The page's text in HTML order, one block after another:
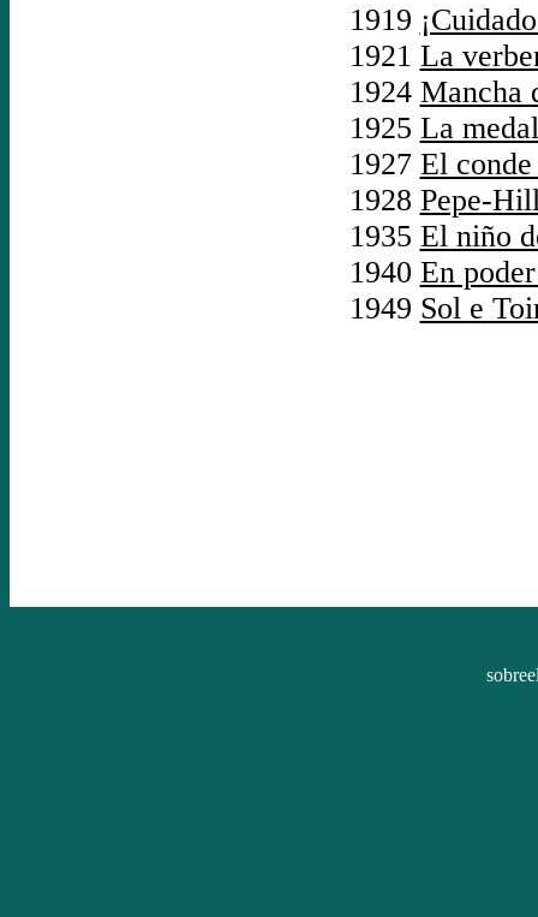
1919
1921 La
1924 Mancha
1925 La
1927 El
1928 Pepe-
1935 El niño
1940 En
1949 Sol e